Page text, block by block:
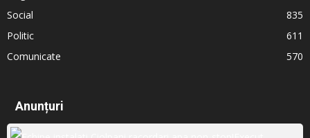
Social
835
Politic
611
Comunicate
570
Anunțuri